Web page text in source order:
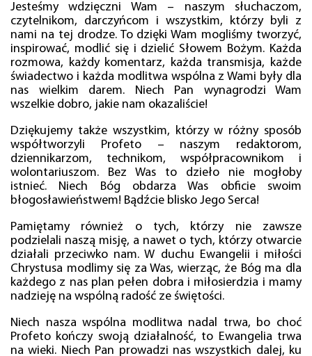
Jesteśmy wdzięczni Wam – naszym słuchaczom,
czytelnikom, darczyńcom i wszystkim, którzy byli z
nami na tej drodze. To dzięki Wam mogliśmy tworzyć,
inspirować, modlić się i dzielić Słowem Bożym. Każda
rozmowa, każdy komentarz, każda transmisja, każde
świadectwo i każda modlitwa wspólna z Wami były dla
nas wielkim darem. Niech Pan wynagrodzi Wam
wszelkie dobro, jakie nam okazaliście!
Dziękujemy także wszystkim, którzy w różny sposób
współtworzyli Profeto – naszym redaktorom,
dziennikarzom, technikom, współpracownikom i
wolontariuszom. Bez Was to dzieło nie mogłoby
istnieć. Niech Bóg obdarza Was obficie swoim
błogosławieństwem! Bądźcie blisko Jego Serca!
Pamiętamy również o tych, którzy nie zawsze
podzielali naszą misję, a nawet o tych, którzy otwarcie
działali przeciwko nam. W duchu Ewangelii i miłości
Chrystusa modlimy się za Was, wierząc, że Bóg ma dla
każdego z nas plan pełen dobra i miłosierdzia i mamy
nadzieję na wspólną radość ze świętości.
Niech nasza wspólna modlitwa nadal trwa, bo choć
Profeto kończy swoją działalność, to Ewangelia trwa
na wieki. Niech Pan prowadzi nas wszystkich dalej, ku